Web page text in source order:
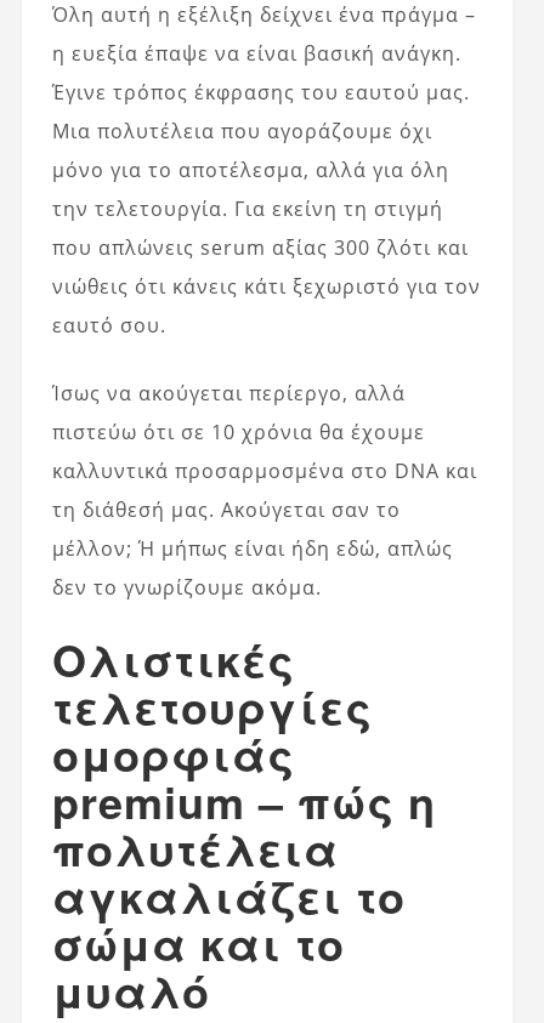
Όλη αυτή η εξέλιξη δείχνει ένα πράγμα –
η ευεξία έπαψε να είναι βασική ανάγκη.
Έγινε τρόπος έκφρασης του εαυτού μας.
Μια πολυτέλεια που αγοράζουμε όχι
μόνο για το αποτέλεσμα, αλλά για όλη
την τελετουργία. Για εκείνη τη στιγμή
που απλώνεις serum αξίας 300 ζλότι και
νιώθεις ότι κάνεις κάτι ξεχωριστό για τον
εαυτό σου.
Ίσως να ακούγεται περίεργο, αλλά
πιστεύω ότι σε 10 χρόνια θα έχουμε
καλλυντικά προσαρμοσμένα στο DNA και
τη διάθεσή μας. Ακούγεται σαν το
μέλλον; Ή μήπως είναι ήδη εδώ, απλώς
δεν το γνωρίζουμε ακόμα.
Ολιστικές
τελετουργίες
ομορφιάς
premium – πώς η
πολυτέλεια
αγκαλιάζει το
σώμα και το
μυαλό